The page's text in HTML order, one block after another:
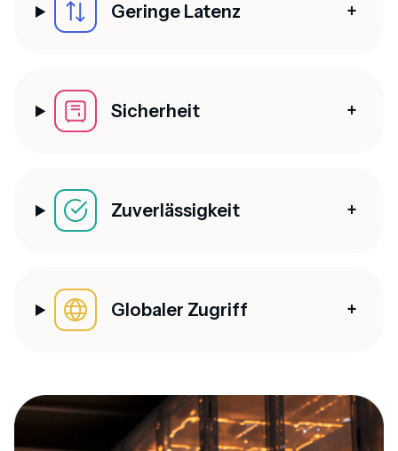
Geringe Latenz
Sicherheit
Zuverlässigkeit
Globaler Zugriff